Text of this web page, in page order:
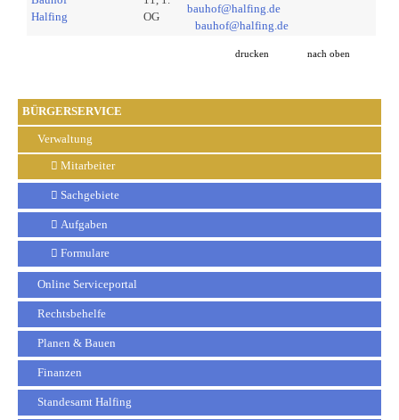
BÜRGERSERVICE
Verwaltung
Mitarbeiter
Sachgebiete
Aufgaben
Formulare
Online Serviceportal
Rechtsbehelfe
Planen & Bauen
Finanzen
Standesamt Halfing
Halfing
OG
bauhof@halfing.de
drucken nach oben